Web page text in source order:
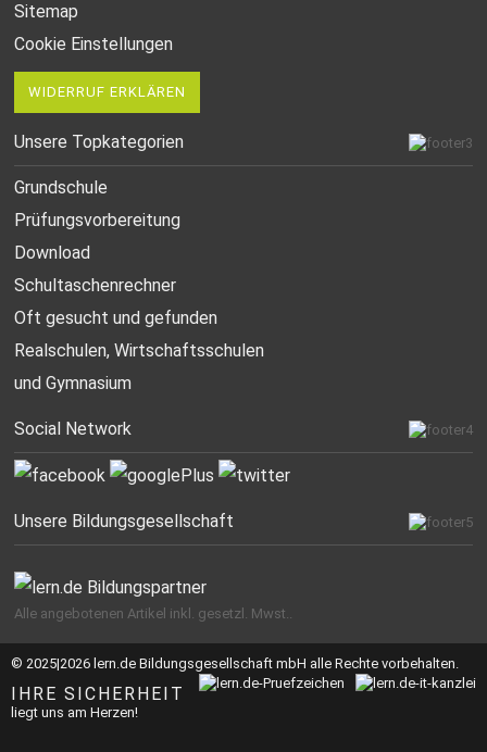
Sitemap
Cookie Einstellungen
WIDERRUF ERKLÄREN
Unsere Topkategorien
Grundschule
Prüfungsvorbereitung
Download
Schultaschenrechner
Oft gesucht und gefunden
Realschulen,Wirtschaftsschulen
und Gymnasium
Social Network
Unsere Bildungsgesellschaft
Alle angebotenen Artikel inkl. gesetzl. Mwst..
© 2025|2026 lern.de Bildungsgesellschaft mbH alle Rechte vorbehalten.
IHRE SICHERHEIT
liegt uns am Herzen!